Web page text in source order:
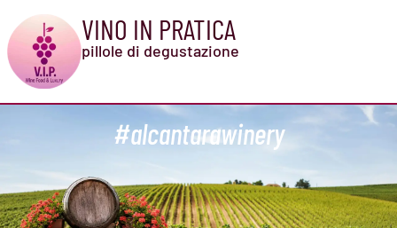
VINO IN PRATICA
pillole di degustazione
#alcantarawinery